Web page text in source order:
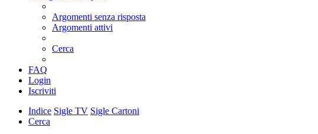
Argomenti senza risposta
Argomenti attivi
Cerca
FAQ
Login
Iscriviti
Indice Sigle TV Sigle Cartoni
Cerca